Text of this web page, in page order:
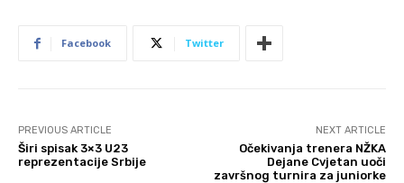
Facebook Twitter
PREVIOUS ARTICLE
Širi spisak 3×3 U23
reprezentacije Srbije
NEXT ARTICLE
Očekivanja trenera NŽKA
Dejane Cvjetan uoči
završnog turnira za juniorke